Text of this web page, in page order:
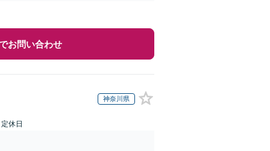
お問い合わせ
神奈川県
休日